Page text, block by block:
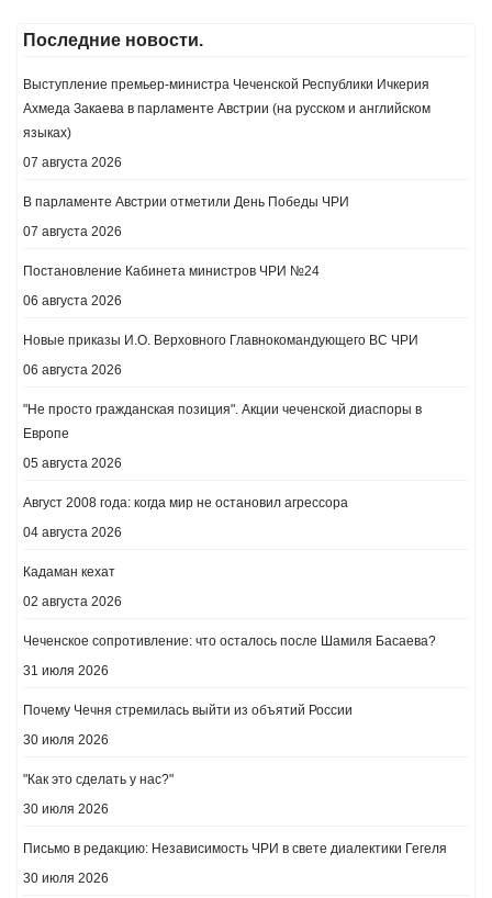
Последние новости.
Выступление премьер-министра Чеченской Республики Ичкерия
Ахмеда Закаева в парламенте Австрии (на русском и английском
языках)
07 августа 2026
В парламенте Австрии отметили День Победы ЧРИ
07 августа 2026
Постановление Кабинета министров ЧРИ №24
06 августа 2026
Новые приказы И.О. Верховного Главнокомандующего ВС ЧРИ
06 августа 2026
"Не просто гражданская позиция". Акции чеченской диаспоры в
Европе
05 августа 2026
Август 2008 года: когда мир не остановил агрессора
04 августа 2026
Кадаман кехат
02 августа 2026
Чеченское сопротивление: что осталось после Шамиля Басаева?
31 июля 2026
Почему Чечня стремилась выйти из объятий России
30 июля 2026
"Как это сделать у нас?"
30 июля 2026
Письмо в редакцию: Независимость ЧРИ в свете диалектики Гегеля
30 июля 2026